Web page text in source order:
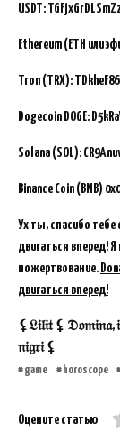
USDT:
Ethereum (ETH или
Tron (TRX):
Dogecoin DOGE:
Solana (SOL):
Binance Coin (BNB)
Ух ты, спасибо
двигаться вперед!
пожертвование.
двигаться вперед!
⚸𝔏𝔦𝔩𝔦𝔱 ⚸ 𝔇𝔬𝔪𝔦𝔫𝔞,
𝔫𝔦𝔤𝔯𝔦 ⚸
game horoscope
Оцените статью